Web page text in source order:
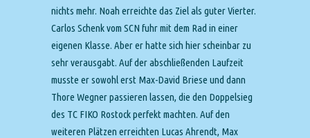
nichts mehr. Noah erreichte das Ziel als guter Vierter.
Carlos Schenk vom SCN fuhr mit dem Rad in einer
eigenen Klasse. Aber er hatte sich hier scheinbar zu
sehr verausgabt. Auf der abschließenden Laufzeit
musste er sowohl erst Max-David Briese und dann
Thore Wegner passieren lassen, die den Doppelsieg
des TC FIKO Rostock perfekt machten. Auf den
weiteren Plätzen erreichten Lucas Ahrendt, Max